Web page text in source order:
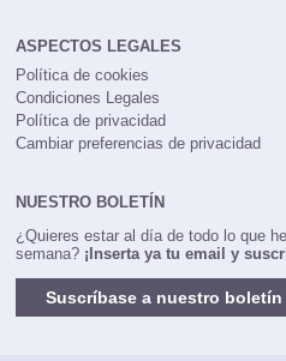
ASPECTOS LEGALES
Política de cookies
Condiciones Legales
Política de privacidad
Cambiar preferencias de privacidad
NUESTRO BOLETÍN
¿Quieres estar al día de todo lo que
semana? ¡Inserta ya tu email y
Suscríbase a nuestro boletín